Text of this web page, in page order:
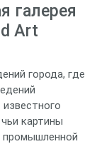
галерея
Art
города, где
картины
промышленной